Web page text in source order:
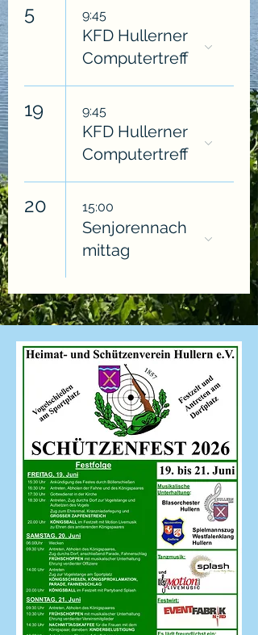
5 9:45
KFD Hullerner
Computertreff
19 9:45
KFD Hullerner
Computertreff
20 15:00
Senjorennach
mittag